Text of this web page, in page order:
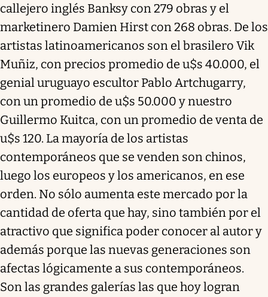
callejero inglés Banksy con 279 obras y el
marketinero Damien Hirst con 268 obras. De los
artistas latinoamericanos son el brasilero Vik
Muñiz, con precios promedio de u$s 40.000, el
genial uruguayo escultor Pablo Artchugarry,
con un promedio de u$s 50.000 y nuestro
Guillermo Kuitca, con un promedio de venta de
u$s 120. La mayoría de los artistas
contemporáneos que se venden son chinos,
luego los europeos y los americanos, en ese
orden. No sólo aumenta este mercado por la
cantidad de oferta que hay, sino también por el
atractivo que significa poder conocer al autor y
además porque las nuevas generaciones son
afectas lógicamente a sus contemporáneos.
Son las grandes galerías las que hoy logran